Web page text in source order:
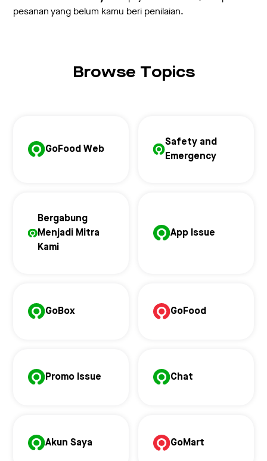
pesanan yang belum kamu beri penilaian.
Browse Topics
GoFood Web
Safety and
Emergency
Bergabung
Menjadi Mitra
Kami
App Issue
GoBox GoFood
Promo Issue Chat
Akun Saya GoMart